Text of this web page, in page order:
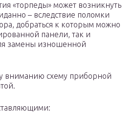
«торпеды» может возникнуть
– вследствие поломки
добраться к которым можно
панели, так и
замены изношенной
вниманию схему приборной